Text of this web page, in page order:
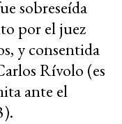
sobreseída
por el juez
y consentida
Rívolo (es
ante el